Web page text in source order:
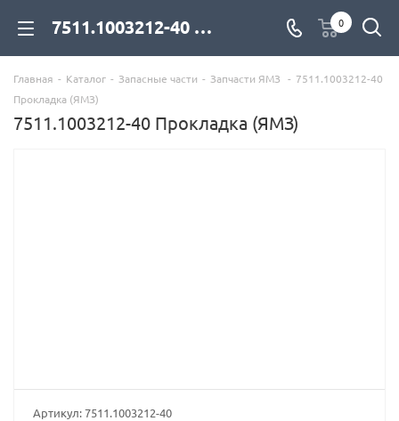
7511.1003212-40 Прокладка (ЯМЗ) для дизельных двигателей купить со склада с доставкой по цене официального дилера - компания Дизель Экспорт 0
Главная - Каталог - Запасные части - Запчасти ЯМЗ - 7511.1003212-40
Прокладка (ЯМЗ)
7511.1003212-40 Прокладка (ЯМЗ)
Артикул:7511.1003212-40